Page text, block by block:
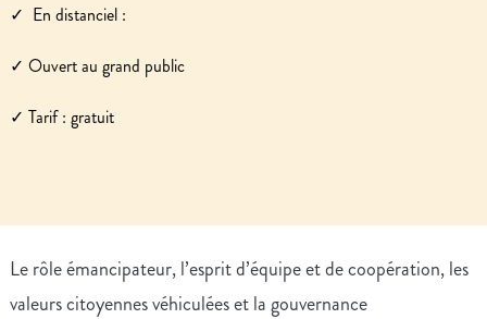
✓ ️ En distanciel :
✓ Ouvert au grand public
✓ Tarif : gratuit
Le rôle émancipateur, l’esprit d’équipe et de coopération, les
valeurs citoyennes véhiculées et la gouvernance